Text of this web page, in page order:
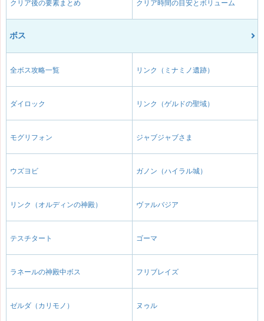
クリア後の要素まとめ クリア時間の目安とボリューム
ボス
全ボス攻略一覧 リンク（ミナミノ遺跡）
ダイロック リンク（ゲルドの聖域）
モグリフォン ジャブジャブさま
ウズヨビ ガノン（ハイラル城）
リンク（オルディンの神殿） ヴァルバジア
テスチタート ゴーマ
ラネールの神殿中ボス フリブレイズ
ゼルダ（カリモノ） ヌゥル